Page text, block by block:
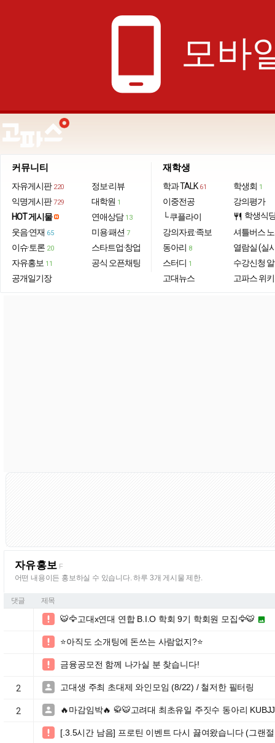
phone_android 모바
커뮤니티
자유게시판 220
익명게시판 729
HOT 게시물
웃음·연재 65
이슈·토론 20
자유홍보 11
공개일기장
정보·리뷰
대학원 1
연애상담 13
미용·패션 7
스타트업·창업
공식 오픈채팅
재학생
학과 TALK 61
이중전공
└ 쿠플라이
강의자료·족보
동아리 8
스터디 1
고대뉴스
학생회 1
강의평가
restaurant 학생식
셔틀버스
열람실 (실
수강신청
고파스 위키
자유홍보 F
어떤 내용이든 홍보하실 수 있습니다. 하루 3개 게시물 제한.
댓글 제목
 🐯🦅고대x연대 연합 B.I.O 학회 9기 학회원 모집🦅🐯 
 ⭐️아직도 소개팅에 돈쓰는 사람없지?⭐️
 금융공모전 함께 나가실 분 찾습니다!
2  고대생 주최 초대제 와인모임 (8/22) / 철저한 필터링
2  🔥마감임박🔥 🥋🐯고려대 최초유일 주짓수 동아리
 [.3.5시간 남음] 프로틴 이벤트 다시 끓여왔습니다 (그랜